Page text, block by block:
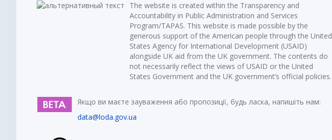
The website is created within the Transparency and
Accountability in Public Administration and Services
Program/TAPAS. This website is made possible by the
generous support of the American people through the United
States Agency for International Development (USAID)
alongside UK aid from the UK government. The contents do
not necessarily reflect the views of USAID or the United
States Government and the UK government’s official policies.
Якщо ви маєте зауваження або пропозиції, будь ласка, напишіть нам:
data@loda.gov.ua